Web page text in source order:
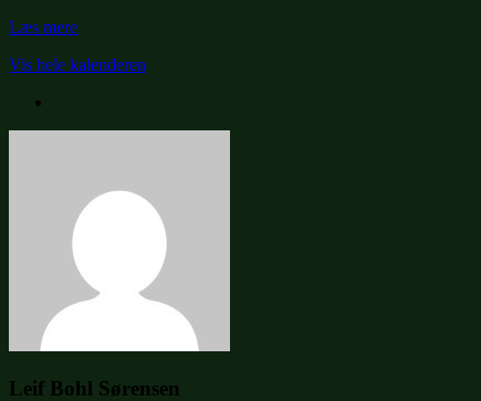
Læs mere
Vis hele kalenderen
Leif Bohl Sørensen